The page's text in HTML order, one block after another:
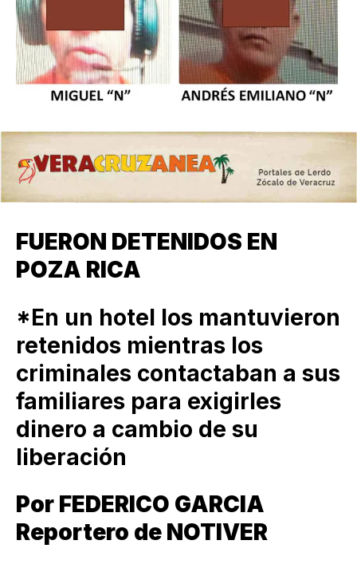
FUERON DETENIDOS EN
POZA RICA
*En un hotel los mantuvieron
retenidos mientras los
criminales contactaban a sus
familiares para exigirles
dinero a cambio de su
liberación
Por FEDERICO GARCIA
Reportero de NOTIVER